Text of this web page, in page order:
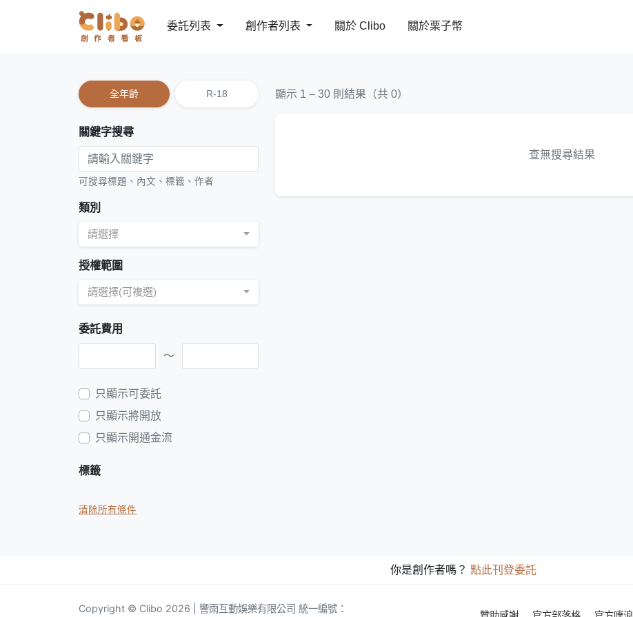
委託列表 創作者列表 關於 Clibo 關於栗子幣
全年齡 R-18
關鍵字搜尋
可搜尋標題、內文、標籤、作者
類別
請選擇
授權範圍
請選擇(可複選)
委託費用
～
只顯示可委託
只顯示將開放
只顯示開通金流
標籤
清除所有條件
顯示 1 – 30 則結果（共 0）
查無搜尋結果
你是創作者嗎？ 點此刊登委託
Copyright © Clibo 2026 | 響雨互動娛樂有限公司 統一編號：